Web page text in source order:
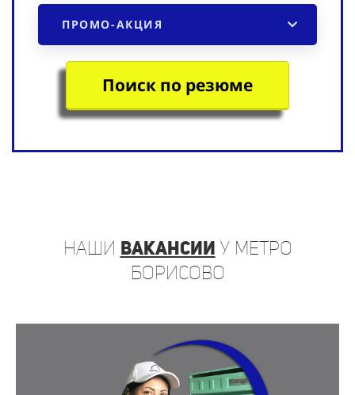
ПРОМО-АКЦИЯ
Поиск по резюме
наши вакансии у метро
Борисово